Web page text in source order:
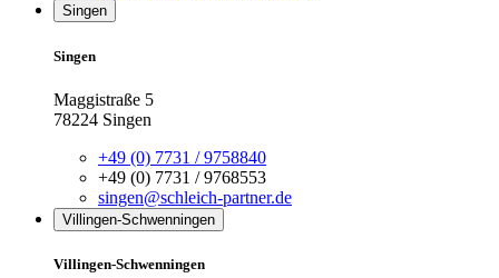
Singen
Singen
Maggistraße 5
78224 Singen
+49 (0) 7731 / 9758840
+49 (0) 7731 / 9768553
singen@schleich-partner.de
Villingen-Schwenningen
Villingen-Schwenningen